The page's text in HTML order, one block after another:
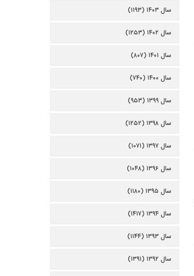
سال ۱۴۰۳ (۱۱۹۳)
سال ۱۴۰۲ (۱۲۵۳)
سال ۱۴۰۱ (۸۰۷)
سال ۱۴۰۰ (۷۴۰)
سال ۱۳۹۹ (۹۵۳)
سال ۱۳۹۸ (۱۲۵۲)
سال ۱۳۹۷ (۱۰۷۱)
سال ۱۳۹۶ (۱۰۴۸)
سال ۱۳۹۵ (۱۱۸۰)
سال ۱۳۹۴ (۱۴۱۷)
سال ۱۳۹۳ (۱۱۴۴)
سال ۱۳۹۲ (۱۳۹۱)